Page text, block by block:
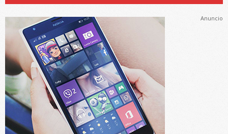
Anuncio